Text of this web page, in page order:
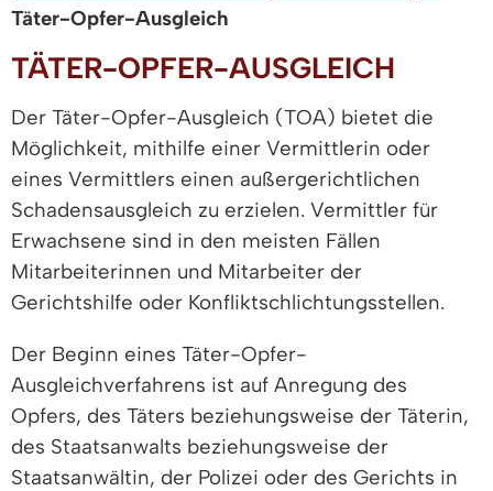
Täter-Opfer-Ausgleich
TÄTER-OPFER-AUSGLEICH
Der Täter-Opfer-Ausgleich (TOA) bietet die
Möglichkeit, mithilfe einer Vermittlerin oder
eines Vermittlers einen außergerichtlichen
Schadensausgleich zu erzielen. Vermittler für
Erwachsene sind in den meisten Fällen
Mitarbeiterinnen und Mitarbeiter der
Gerichtshilfe oder Konfliktschlichtungsstellen.
Der Beginn eines Täter-Opfer-
Ausgleichverfahrens ist auf Anregung des
Opfers, des Täters beziehungsweise der Täterin,
des Staatsanwalts beziehungsweise der
Staatsanwältin, der Polizei oder des Gerichts in